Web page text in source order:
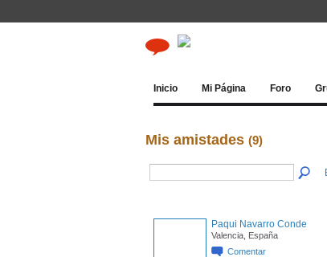
Inicio Mi Página Foro
Mis amistades (9)
Paqui Navarro Conde
Valencia, España
Comentar